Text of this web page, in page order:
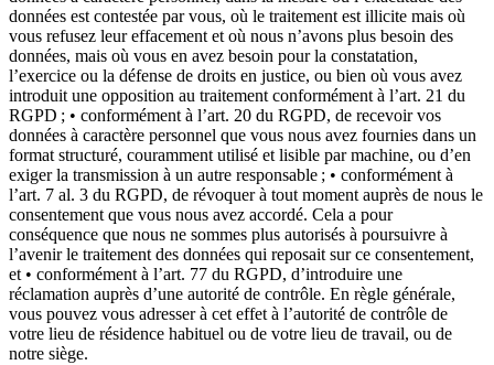
données est contestée par vous, où le traitement est illicite mais où
vous refusez leur effacement et où nous n’avons plus besoin des
données, mais où vous en avez besoin pour la constatation,
l’exercice ou la défense de droits en justice, ou bien où vous avez
introduit une opposition au traitement conformément à l’art. 21 du
RGPD ; • conformément à l’art. 20 du RGPD, de recevoir vos
données à caractère personnel que vous nous avez fournies dans un
format structuré, couramment utilisé et lisible par machine, ou d’en
exiger la transmission à un autre responsable ; • conformément à
l’art. 7 al. 3 du RGPD, de révoquer à tout moment auprès de nous le
consentement que vous nous avez accordé. Cela a pour
conséquence que nous ne sommes plus autorisés à poursuivre à
l’avenir le traitement des données qui reposait sur ce consentement,
et • conformément à l’art. 77 du RGPD, d’introduire une
réclamation auprès d’une autorité de contrôle. En règle générale,
vous pouvez vous adresser à cet effet à l’autorité de contrôle de
votre lieu de résidence habituel ou de votre lieu de travail, ou de
notre siège.